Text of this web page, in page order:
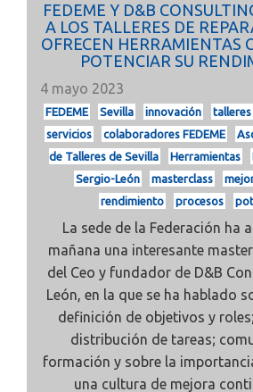
FEDEME Y D&B
A LOS TALLERES DE
OFRECEN HERRAMIENTAS
POTENCIAR SU
4 mayo 2023
FEDEME Sevilla innovación talleres
servicios
colaboradores FEDEME
de Talleres de Sevilla
Herramientas
Sergio-León
masterclass
rendimiento
procesos
La sede de la Federación ha
mañana una interesante
del Ceo y fundador de D&B
León, en la que se ha hablado
definición de objetivos y
distribución de tareas;
formación y sobre la
una cultura de mejora